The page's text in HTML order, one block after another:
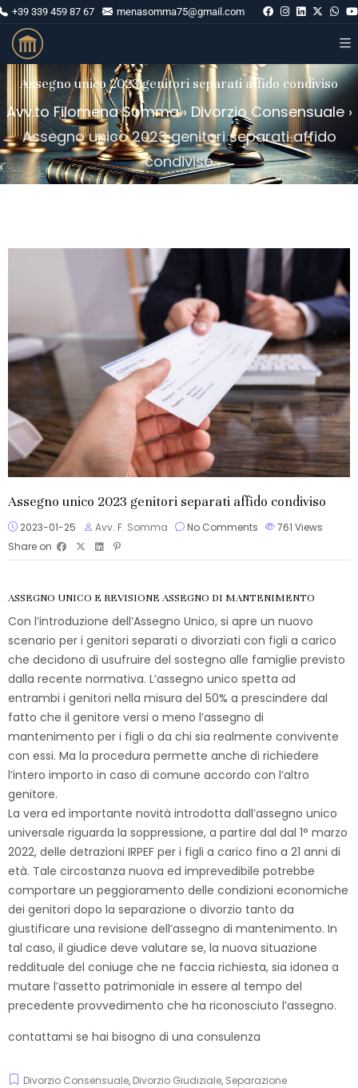
+39 339 459 87 67 menasomma75@gmail.com
Assegno unico 2023 genitori separati affido condiviso
Avv.to Filomena Somma› Divorzio Consensuale›
Assegno unico 2023 genitori separati affido
condiviso
Assegno unico 2023 genitori separati affido condiviso
2023-01-25 Avv. F. Somma No Comments 761 Views
Share on
ASSEGNO UNICO E REVISIONE ASSEGNO DI MANTENIMENTO
Con l’introduzione dell’Assegno Unico, si apre un nuovo
scenario per i genitori separati o divorziati con figli a carico
che decidono di usufruire del sostegno alle famiglie previsto
dalla recente normativa. L’assegno unico spetta ad
entrambi i genitori nella misura del 50% a prescindere dal
fatto che il genitore versi o meno l’assegno di
mantenimento per i figli o da chi sia realmente convivente
con essi. Ma la procedura permette anche di richiedere
l’intero importo in caso di comune accordo con l’altro
genitore.
La vera ed importante novità introdotta dall’assegno unico
universale riguarda la soppressione, a partire dal dal 1° marzo
2022, delle detrazioni IRPEF per i figli a carico fino a 21 anni di
età. Tale circostanza nuova ed imprevedibile potrebbe
comportare un peggioramento delle condizioni economiche
dei genitori dopo la separazione o divorzio tanto da
giustificare una revisione dell’assegno di mantenimento. In
tal caso, il giudice deve valutare se, la nuova situazione
reddituale del coniuge che ne faccia richiesta, sia idonea a
mutare l’assetto patrimoniale in essere al tempo del
precedente provvedimento che ha riconosciuto l’assegno.
contattami se hai bisogno di una consulenza
Divorzio Consensuale, Divorzio Giudiziale, Separazione